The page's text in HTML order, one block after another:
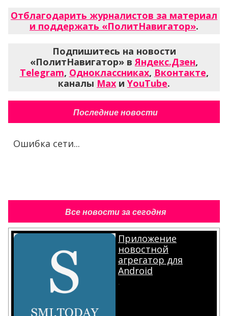
Отблагодарить журналистов за материал
и поддержать «ПолитНавигатор».
Подпишитесь на новости
«ПолитНавигатор» вЯндекс.Дзен,
Telegram, Одноклассниках, Вконтакте,
каналы Max и YouTube.
Последние новости
Ошибка сети...
Все новости за сегодня
Приложение
новостной
агрегатор для
Android
.